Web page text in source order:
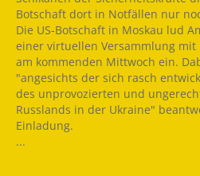
Botschaft dort in Notfällen nur
Die US-Botschaft in Moskau lud
einer virtuellen Versammlung mit
am kommenden Mittwoch ein.
"angesichts der sich rasch
des unprovozierten und
Russlands in der Ukraine"
Einladung.
...